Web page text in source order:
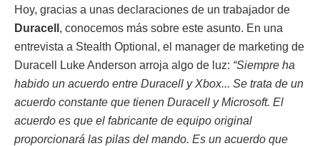
Hoy, gracias a unas declaraciones de un trabajador de
Duracell , conocemos más sobre este asunto. En una
entrevista a Stealth Optional, el manager de marketing de
Duracell Luke Anderson arroja algo de luz: “Siempre ha
habido un acuerdo entre Duracell y Xbox... Se trata de un
acuerdo constante que tienen Duracell y Microsoft. El
acuerdo es que el fabricante de equipo original
proporcionará las pilas del mando. Es un acuerdo que